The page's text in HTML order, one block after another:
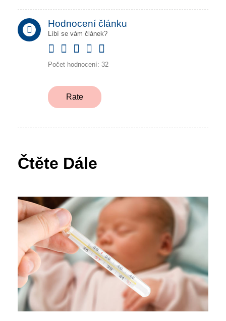
Hodnocení článku
it
it
it
it
it
Počet hodnocení: 32
Rate
Líbí se vám článek?
Čtěte Dále